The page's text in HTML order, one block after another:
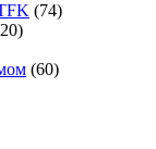
(74)
(60)